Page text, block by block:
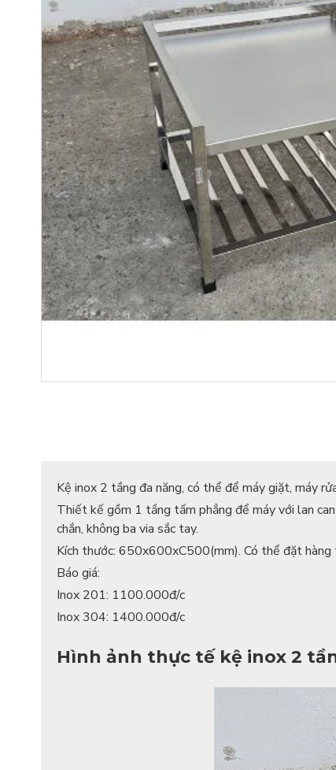
Kệ inox 2 tầng đa năng, có thể để máy giặt, máy
Thiết kế gồm 1 tầng tấm phẳng để máy với lan
chắn, không ba via sắc tay.
Kích thước: 650x600xC500(mm). Có thể đặt hàng
Báo giá:
Inox 201: 1100.000đ/c
Inox 304: 1400.000đ/c
Hình ảnh thực tế kệ inox 2